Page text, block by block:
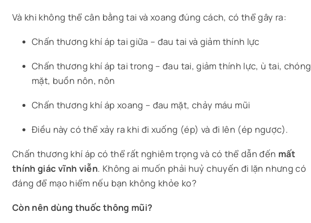
Và khi không thể cân bằng tai và xoang đúng cách, có thể gây ra:
Chấn thương khí áp tai giữa – đau tai và giảm thính lực
Chấn thương khí áp tai trong – đau tai, giảm thính lực, ù tai, chóng
mặt, buồn nôn, nôn
Chấn thương khí áp xoang – đau mặt, chảy máu mũi
Điều này có thể xảy ra khi đi xuống (ép) và đi lên (ép ngược).
Chấn thương khí áp có thể rất nghiêm trọng và có thể dẫn đến mất
thính giác vĩnh viễn. Không ai muốn phải huỷ chuyến đi lặn nhưng có
đáng để mạo hiểm nếu bạn không khỏe ko?
Còn nên dùng thuốc thông mũi?